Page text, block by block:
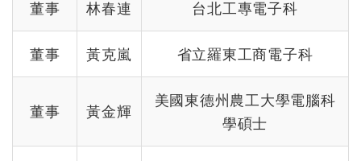
董事 林春連 台北工專電子科
董事 黃克嵐 省立羅東工商電子科
董事 黃金輝
美國東德州農工大學電腦科
學碩士